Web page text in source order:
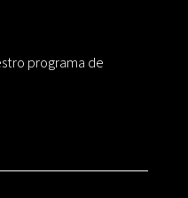
programa de